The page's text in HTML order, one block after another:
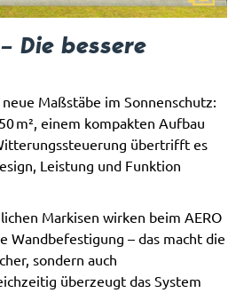
Die bessere
Maßstäbe im Sonnenschutz:
m², einem kompakten Aufbau
übertrifft es
Leistung und Funktion
Markisen wirken beim AERO
Wandbefestigung – das macht die
sondern auch
überzeugt das System